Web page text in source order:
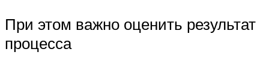
При этом важно оценить результат
процесса